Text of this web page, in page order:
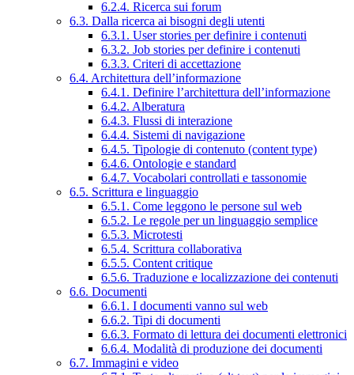
6.2.4. Ricerca sui forum
6.3. Dalla ricerca ai bisogni degli utenti
6.3.1. User stories per definire i contenuti
6.3.2. Job stories per definire i contenuti
6.3.3. Criteri di accettazione
6.4. Architettura dell’informazione
6.4.1. Definire l’architettura dell’informazione
6.4.2. Alberatura
6.4.3. Flussi di interazione
6.4.4. Sistemi di navigazione
6.4.5. Tipologie di contenuto (content type)
6.4.6. Ontologie e standard
6.4.7. Vocabolari controllati e tassonomie
6.5. Scrittura e linguaggio
6.5.1. Come leggono le persone sul web
6.5.2. Le regole per un linguaggio semplice
6.5.3. Microtesti
6.5.4. Scrittura collaborativa
6.5.5. Content critique
6.5.6. Traduzione e localizzazione dei contenuti
6.6. Documenti
6.6.1. I documenti vanno sul web
6.6.2. Tipi di documenti
6.6.3. Formato di lettura dei documenti elettronici
6.6.4. Modalità di produzione dei documenti
6.7. Immagini e video